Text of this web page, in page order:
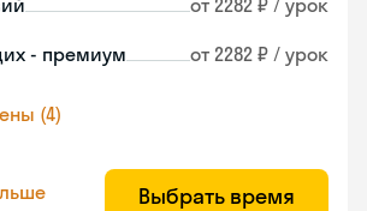
от 2282 ₽ / урок
- премиум от 2282 ₽ / урок
(4)
Выбрать время